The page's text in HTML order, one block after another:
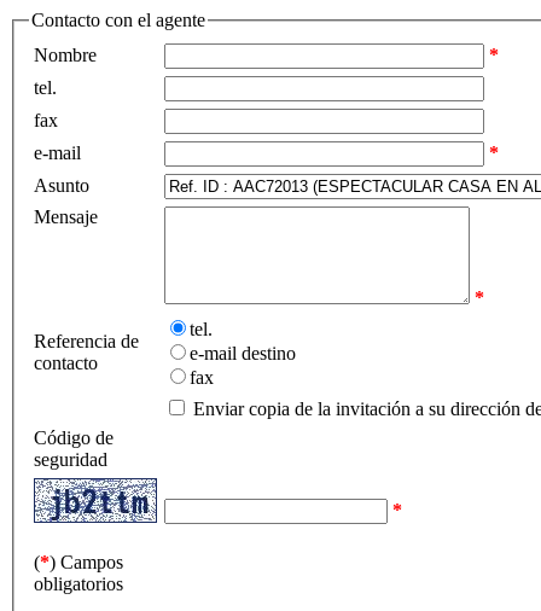
Contacto con el agente
Nombre
*
tel.
fax
e-mail
*
Asunto
Mensaje
*
Referencia de
contacto
tel.
e-mail destino
fax
Enviar copia de la invitación a su dirección
Código de
seguridad
*
(*) Campos
obligatorios